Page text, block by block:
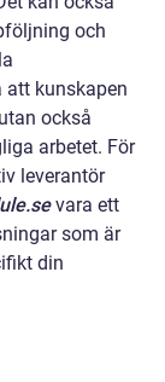
och
kunskapen
också
arbetet. För
leverantör
vara ett
som är
din